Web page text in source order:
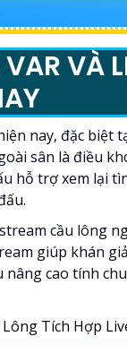
VÀ
nay, đặc biệt
sân là điều
hỗ trợ xem lại
cầu lông
giúp khán
cao tính